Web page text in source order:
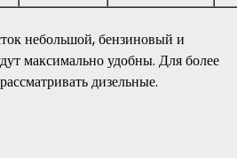
небольшой, бензиновый и
максимально удобны. Для более
дизельные.